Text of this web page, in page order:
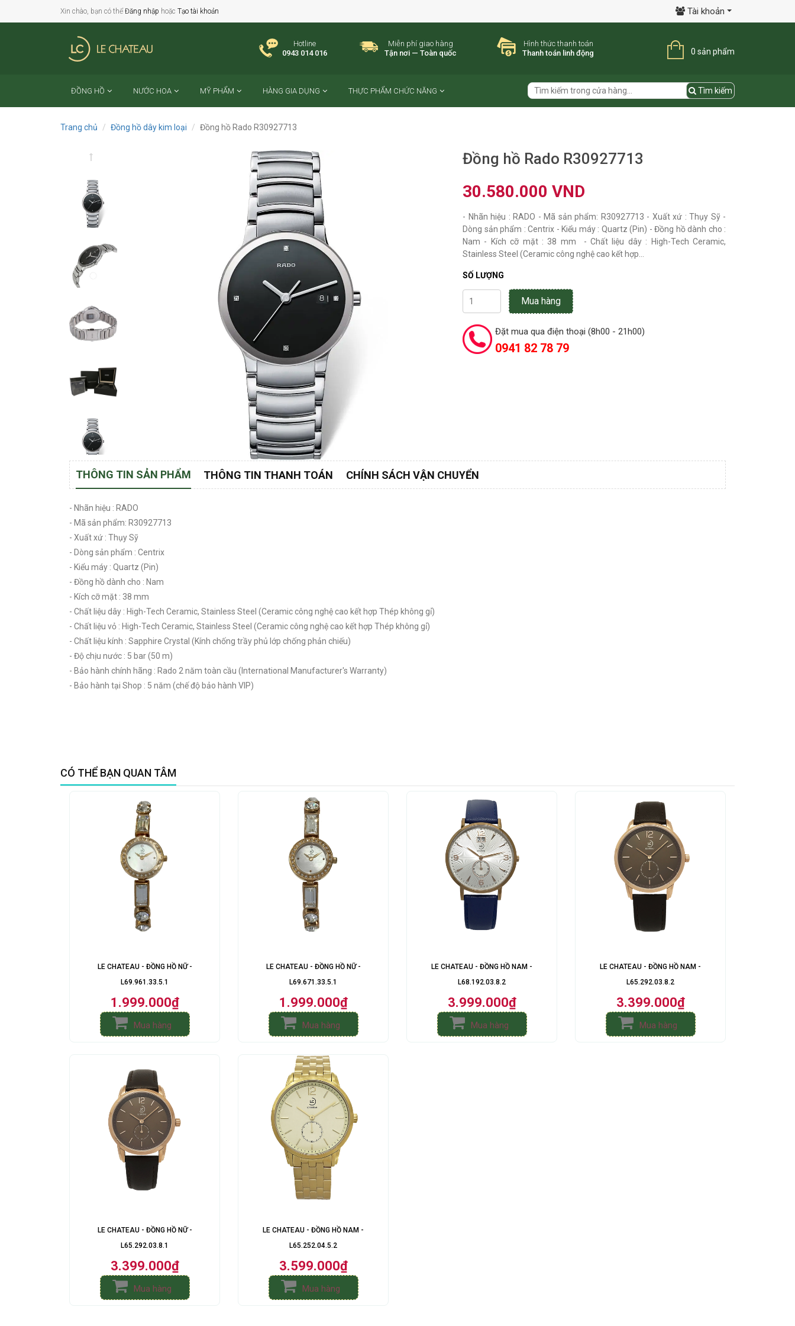
Xin chào, bạn có thể Đăng nhập hoặc Tạo tài khoản Tài khoản
Hotline
0943 014 016
Miễn phí giao hàng
Tận nơi — Toàn quốc
Hình thức thanh toán
Thanh toán linh động
0 sản phẩm
ĐỒNG HỒ NƯỚC HOA MỸ PHẨM HÀNG GIA DỤNG THỰC PHẨM CHỨC NĂNG Tìm kiếm
Trang chủ Đồng hồ dây kim loại Đồng hồ Rado R30927713
Đồng hồ Rado R30927713
30.580.000 VND
- Nhãn hiệu : RADO - Mã sản phẩm: R30927713 - Xuất xứ : Thụy Sỹ -
Dòng sản phẩm : Centrix - Kiểu máy : Quartz (Pin) - Đồng hồ dành cho :
Nam - Kích cỡ mặt : 38 mm - Chất liệu dây : High-Tech Ceramic,
Stainless Steel (Ceramic công nghệ cao kết hợp...
SỐ LƯỢNG
Mua hàng
Đặt mua qua điện thoại (8h00 - 21h00)
0941 82 78 79
THÔNG TIN SẢN PHẨM THÔNG TIN THANH TOÁN CHÍNH SÁCH VẬN CHUYỂN
- Nhãn hiệu : RADO
- Mã sản phẩm: R30927713
- Xuất xứ : Thụy Sỹ
- Dòng sản phẩm : Centrix
- Kiểu máy : Quartz (Pin)
- Đồng hồ dành cho : Nam
- Kích cỡ mặt : 38 mm
- Chất liệu dây : High-Tech Ceramic, Stainless Steel (Ceramic công nghệ cao kết hợp Thép không gỉ)
- Chất liệu vỏ : High-Tech Ceramic, Stainless Steel (Ceramic công nghệ cao kết hợp Thép không gỉ)
- Chất liệu kính : Sapphire Crystal (Kính chống trầy phủ lớp chống phản chiếu)
- Độ chịu nước : 5 bar (50 m)
- Bảo hành chính hãng : Rado 2 năm toàn cầu (International Manufacturer's Warranty)
- Bảo hành tại Shop : 5 năm (chế độ bảo hành VIP)
CÓ THỂ BẠN QUAN TÂM
LE CHATEAU - ĐỒNG HỒ NỮ -
L69.961.33.5.1
1.999.000₫
Mua hàng
LE CHATEAU - ĐỒNG HỒ NỮ -
L69.671.33.5.1
1.999.000₫
Mua hàng
LE CHATEAU - ĐỒNG HỒ NAM -
L68.192.03.8.2
3.999.000₫
Mua hàng
LE CHATEAU - ĐỒNG HỒ NAM -
L65.292.03.8.2
3.399.000₫
Mua hàng
LE CHATEAU - ĐỒNG HỒ NỮ -
L65.292.03.8.1
3.399.000₫
Mua hàng
LE CHATEAU - ĐỒNG HỒ NAM -
L65.252.04.5.2
3.599.000₫
Mua hàng